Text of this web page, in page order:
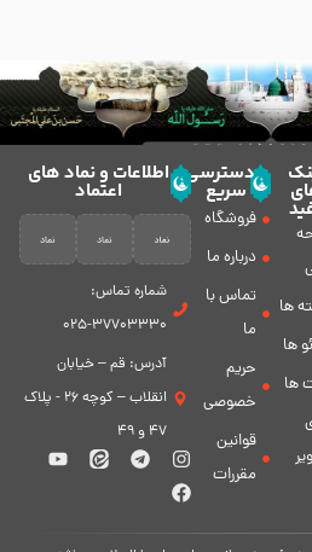
ها
ها
ها
دسترسی
سریع
فروشگاه
درباره ما
تماس با
ما
حریم
خصوصی
قوانین
مقررات
اطلاعات و نماد های
اعتماد
شماره تماس:
37703330-025
آدرس: قم – خیابان
انقلاب – کوچه 26 - پلاک
47 و 49